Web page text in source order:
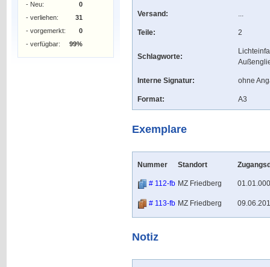
- Neu:
0
- verliehen:
31
- vorgemerkt:
0
- verfügbar:
99%
Versand: ...
Teile: 2
Schlagworte:
Interne Signatur: ohne
Format: A3
Exemplare
Nummer Standort
# 112-fb MZ Friedberg
# 113-fb MZ Friedberg
Notiz